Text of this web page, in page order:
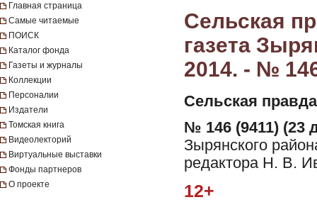
Главная страница
Самые читаемые
ПОИСК
Каталог фонда
Газеты и журналы
Коллекции
Персоналии
Издатели
Томская книга
Видеолекторий
Виртуальные выставки
Фонды партнеров
О проекте
Сельская
газета
2014. - №
Сельская
№ 146 (9411) (23
Зырянского
редактора Н. В.
12+